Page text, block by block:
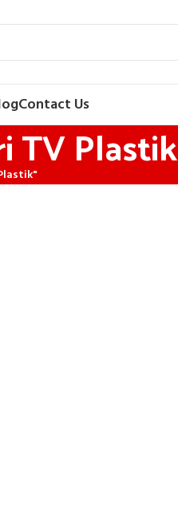
Contact Us
TV Plastik